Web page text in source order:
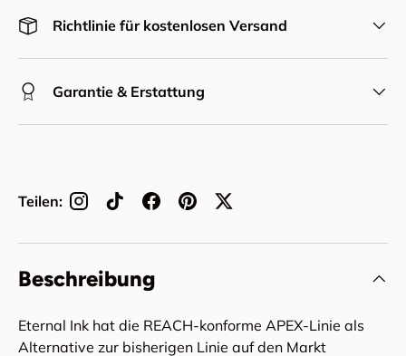
Richtlinie für kostenlosen Versand
Garantie & Erstattung
Teilen:
Beschreibung
Eternal Ink hat die REACH-konforme APEX-Linie als
Alternative zur bisherigen Linie auf den Markt